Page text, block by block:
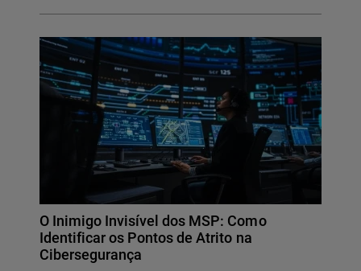
O Inimigo Invisível dos MSP: Como
Identificar os Pontos de Atrito na
Cibersegurança